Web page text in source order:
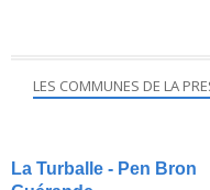
LES COMMUNES DE LA
La Turballe - Pen Bron